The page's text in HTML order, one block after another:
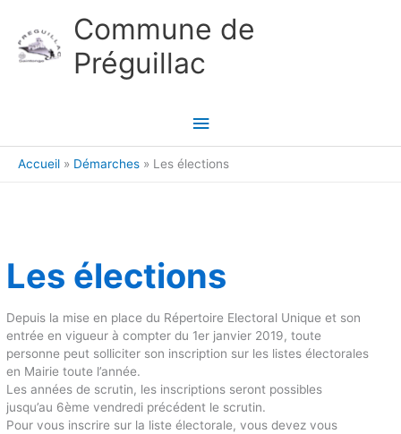
Commune de
Préguillac
Menu
principal
Accueil Démarches Les élections
Les élections
Depuis la mise en place du Répertoire Electoral Unique et son
entrée en vigueur à compter du 1er janvier 2019, toute
personne peut solliciter son inscription sur les listes électorales
en Mairie toute l’année.
Les années de scrutin, les inscriptions seront possibles
jusqu’au 6ème vendredi précédent le scrutin.
Pour vous inscrire sur la liste électorale, vous devez vous